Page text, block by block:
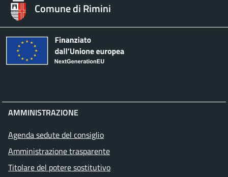
Comune di Rimini
AMMINISTRAZIONE
Agenda sedute del consiglio
Amministrazione trasparente
Titolare del potere sostitutivo